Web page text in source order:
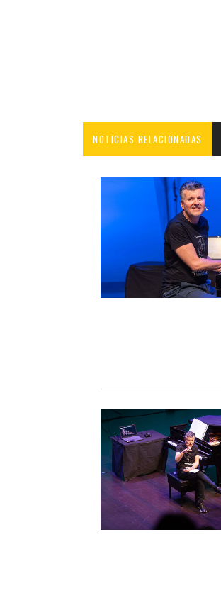
NOTICIAS RELACIONADAS